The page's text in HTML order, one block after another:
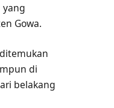
yang
Gowa.
di
belakang